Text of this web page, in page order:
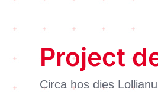
Project
Circa hos dies